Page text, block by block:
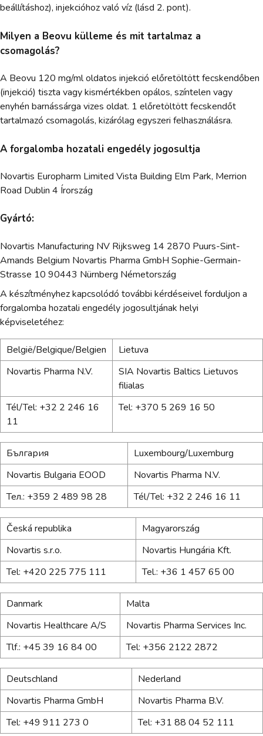
beállításhoz), injekcióhoz való víz (lásd 2. pont).
Milyen a Beovu külleme és mit tartalmaz a
csomagolás?
A Beovu 120 mg/ml oldatos injekció előretöltött fecskendőben
(injekció) tiszta vagy kismértékben opálos, színtelen vagy
enyhén barnássárga vizes oldat. 1 előretöltött fecskendőt
tartalmazó csomagolás, kizárólag egyszeri felhasználásra.
A forgalomba hozatali engedély jogosultja
Novartis Europharm Limited Vista Building Elm Park, Merrion
Road Dublin 4 Írország
Gyártó:
Novartis Manufacturing NV Rijksweg 14 2870 Puurs-Sint-
Amands Belgium Novartis Pharma GmbH Sophie-Germain-
Strasse 10 90443 Nürnberg Németország
A készítményhez kapcsolódó további kérdéseivel forduljon a
forgalomba hozatali engedély jogosultjának helyi
képviseletéhez:
België/Belgique/Belgien
Lietuva
Novartis Pharma N.V.
SIA Novartis Baltics Lietuvos
filialas
Tél/Tel: +32 2 246 16
11
Tel: +370 5 269 16 50
България
Luxembourg/Luxemburg
Novartis Bulgaria EOOD
Novartis Pharma N.V.
Тел.: +359 2 489 98 28
Tél/Tel: +32 2 246 16 11
Česká republika
Magyarország
Novartis s.r.o.
Novartis Hungária Kft.
Tel: +420 225 775 111
Tel.: +36 1 457 65 00
Danmark
Malta
Novartis Healthcare A/S
Novartis Pharma Services Inc.
Tlf.: +45 39 16 84 00
Tel: +356 2122 2872
Deutschland
Nederland
Novartis Pharma GmbH
Novartis Pharma B.V.
Tel: +49 911 273 0
Tel: +31 88 04 52 111